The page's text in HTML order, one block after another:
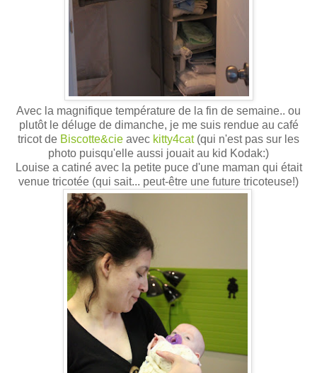
Avec la magnifique température de la fin de semaine.. ou
plutôt le déluge de dimanche, je me suis rendue au café
tricot de Biscotte&cie avec kitty4cat(qui n'est pas sur les
photo puisqu'elle aussi jouait au kid Kodak:)
Louise a catiné avec la petite puce d'une maman qui était
venue tricotée (qui sait... peut-être une future tricoteuse!)